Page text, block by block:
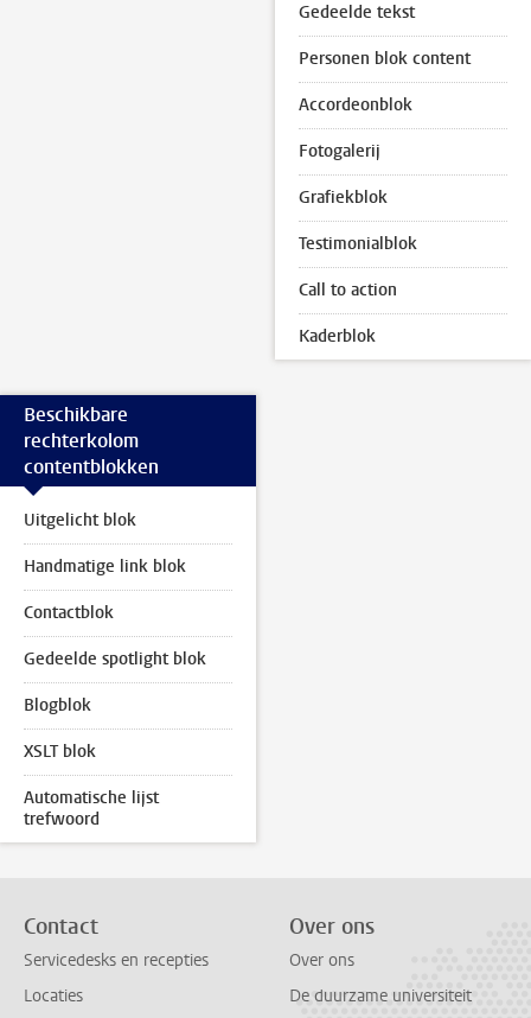
Gedeelde tekst
Personen blok content
Accordeonblok
Fotogalerij
Grafiekblok
Testimonialblok
Call to action
Kaderblok
Beschikbare
rechterkolom
contentblokken
Uitgelicht blok
Handmatige link blok
Contactblok
Gedeelde spotlight blok
Blogblok
XSLT blok
Automatische lijst
trefwoord
Contact
Servicedesks en recepties
Locaties
Over ons
Over ons
De duurzame universiteit